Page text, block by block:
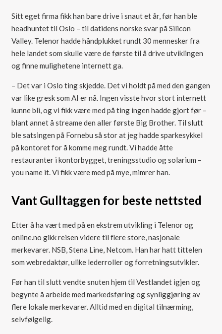
Sitt eget firma fikk han bare drive i snaut et år, før han ble
headhuntet til Oslo – til datidens norske svar på Silicon
Valley. Telenor hadde håndplukket rundt 30 mennesker fra
hele landet som skulle være de første til å drive utviklingen
og finne mulighetene internett ga.
– Det var i Oslo ting skjedde. Det vi holdt på med den gangen
var like gresk som AI er nå. Ingen visste hvor stort internett
kunne bli, og vi fikk være med på ting ingen hadde gjort før –
blant annet å streame den aller første Big Brother. Til slutt
ble satsingen på Fornebu så stor at jeg hadde sparkesykkel
på kontoret for å komme meg rundt. Vi hadde åtte
restauranter i kontorbygget, treningsstudio og solarium –
you name it. Vi fikk være med på mye, mimrer han.
Vant Gulltaggen for beste nettsted
Etter å ha vært med på en ekstrem utvikling i Telenor og
online.no gikk reisen videre til flere store, nasjonale
merkevarer. NSB, Stena Line, Netcom. Han har hatt tittelen
som webredaktør, ulike lederroller og forretningsutvikler.
Før han til slutt vendte snuten hjem til Vestlandet igjen og
begynte å arbeide med markedsføring og synliggjøring av
flere lokale merkevarer. Alltid med en digital tilnærming,
selvfølgelig.